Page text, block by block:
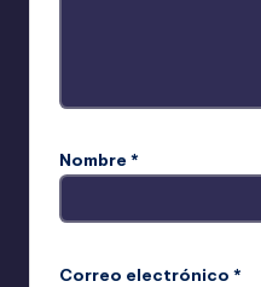
Nombre *
Correo electrónico *